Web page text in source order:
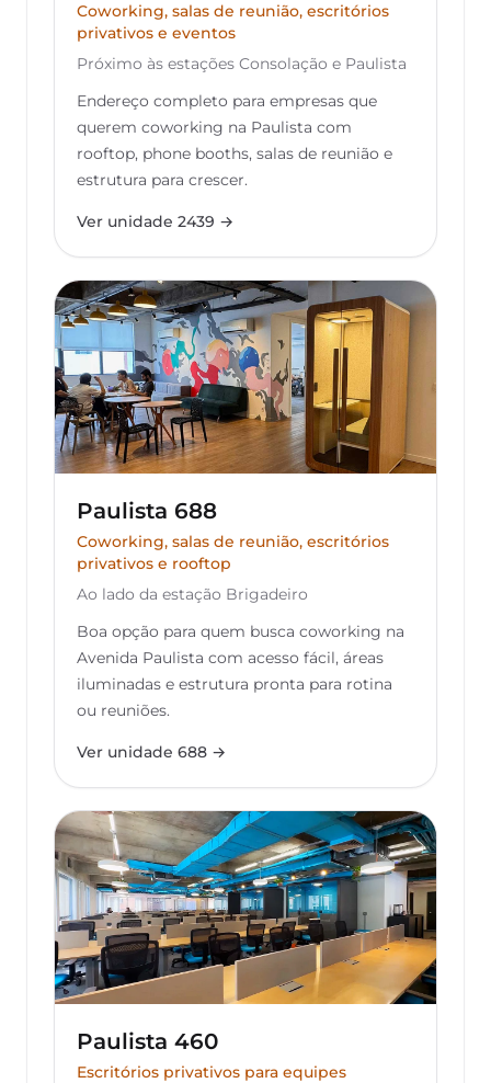
Coworking, salas de reunião, escritórios
privativos e eventos
Próximo às estações Consolação e Paulista
Endereço completo para empresas que
querem coworking na Paulista com
rooftop, phone booths, salas de reunião e
estrutura para crescer.
Ver unidade 2439 →
Paulista 688
Coworking, salas de reunião, escritórios
privativos e rooftop
Ao lado da estação Brigadeiro
Boa opção para quem busca coworking na
Avenida Paulista com acesso fácil, áreas
iluminadas e estrutura pronta para rotina
ou reuniões.
Ver unidade 688 →
Paulista 460
Escritórios privativos para equipes